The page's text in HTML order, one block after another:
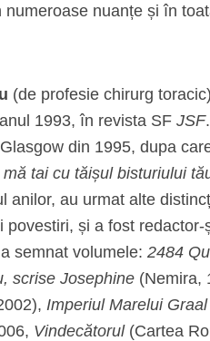
nuanțe și în
(de profesie chirurg
1993, în revista SF JSF
din 1995, dupa
mă tai cu tăișul bisturiului
anilor, au urmat alte
povestiri, și a fost redactor-
semnat volumele: 2484
scrise Josephine (Nemira,
Imperiul Marelui Graal
Vindecătorul(Cartea